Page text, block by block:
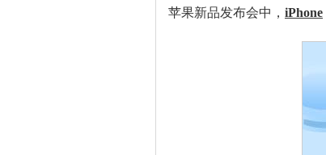
苹果新品发布会中， iPhone